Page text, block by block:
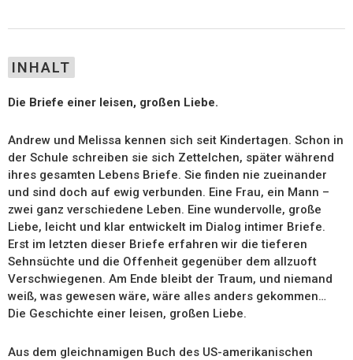
INHALT
Die Briefe einer leisen, großen Liebe.
Andrew und Melissa kennen sich seit Kindertagen. Schon in
der Schule schreiben sie sich Zettelchen, später während
ihres gesamten Lebens Briefe. Sie finden nie zueinander
und sind doch auf ewig verbunden. Eine Frau, ein Mann –
zwei ganz verschiedene Leben. Eine wundervolle, große
Liebe, leicht und klar entwickelt im Dialog intimer Briefe.
Erst im letzten dieser Briefe erfahren wir die tieferen
Sehnsüchte und die Offenheit gegenüber dem allzuoft
Verschwiegenen. Am Ende bleibt der Traum, und niemand
weiß, was gewesen wäre, wäre alles anders gekommen…
Die Geschichte einer leisen, großen Liebe.
Aus dem gleichnamigen Buch des US-amerikanischen